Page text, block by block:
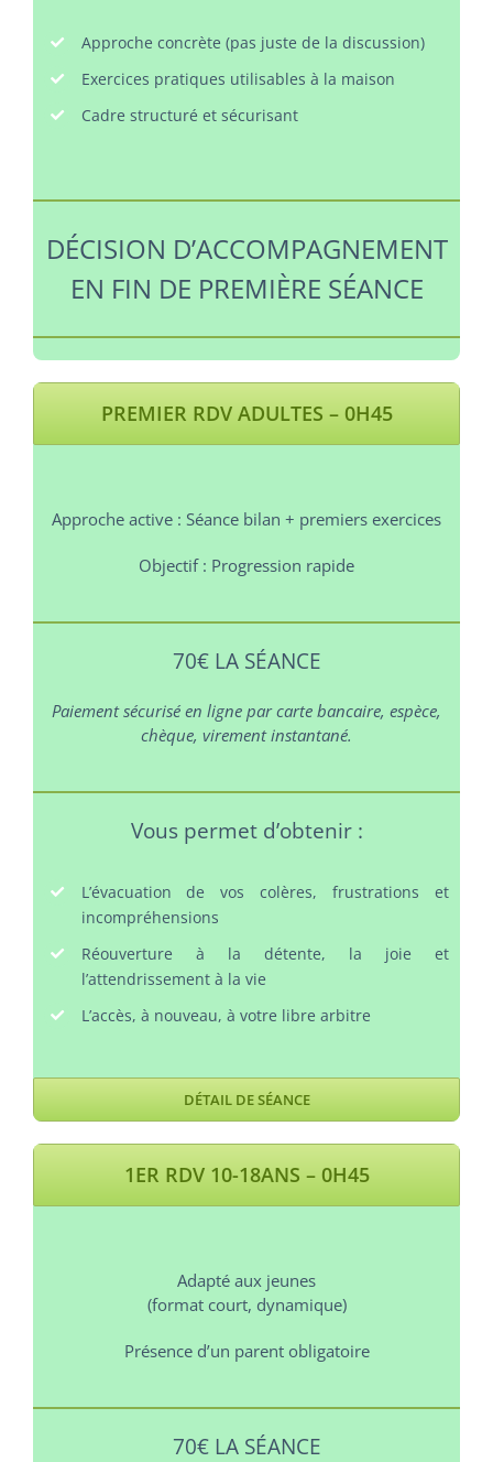
Approche concrète (pas juste de la discussion)
Exercices pratiques utilisables à la maison
Cadre structuré et sécurisant
DÉCISION D’ACCOMPAGNEMENT
EN FIN DE PREMIÈRE SÉANCE
PREMIER RDV ADULTES – 0H45
Approche active : Séance bilan + premiers exercices
Objectif : Progression rapide
70€ LA SÉANCE
Paiement sécurisé en ligne par carte bancaire, espèce,
chèque, virement instantané.
Vous permet d’obtenir :
L’évacuation de vos colères, frustrations et
incompréhensions
Réouverture à la détente, la joie et
l’attendrissement à la vie
L’accès, à nouveau, à votre libre arbitre
DÉTAIL DE SÉANCE
1ER RDV 10-18ANS – 0H45
Adapté aux jeunes
(format court, dynamique)
Présence d’un parent obligatoire
70€ LA SÉANCE